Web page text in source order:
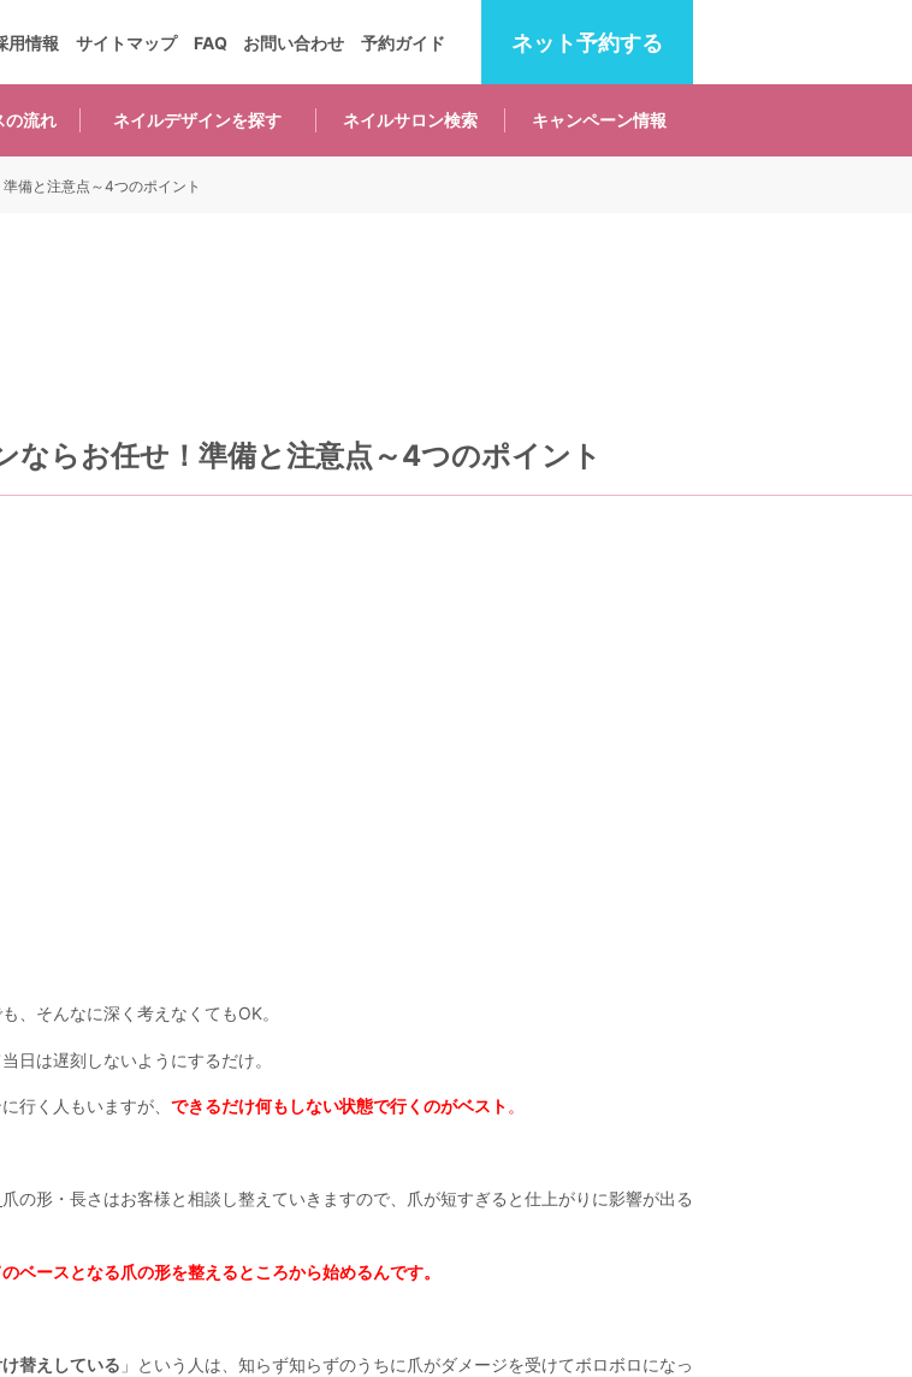
ネット予約する
の流れ ネイルデザインを探す ネイルサロン検索 キャンペーン情報
用情報 サイトマップ FAQ お問い合わせ 予約ガイド
ならお任せ！準備と注意点～4つのポイント
、そんなに深く考えなくてもOK。
日は遅刻しないようにするだけ。
行く人もいますが、 できるだけ何もしない状態で行くのがベスト 。
爪の形・長さはお客様と相談し整えていきますので、爪が短すぎると仕上がりに影響が出る
ベースとなる爪の形を整えるところから始めるんです。
替えしている 」という人は、知らず知らずのうちに爪がダメージを受けてボロボロになっ
備と注意点～4つのポイント